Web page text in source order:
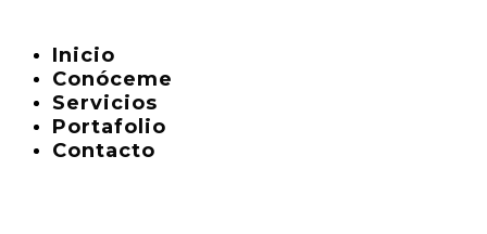
Inicio
Conóceme
Servicios
Portafolio
Contacto